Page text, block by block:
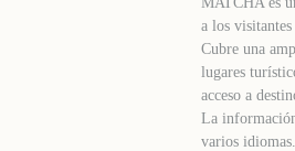
a los visitantes
Cubre una
lugares
acceso a
La
varios